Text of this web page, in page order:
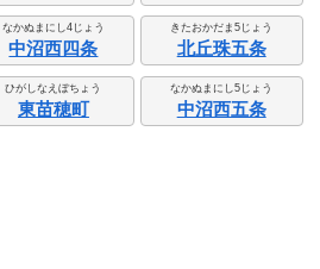
なかぬまにし4じょう
中沼西四条
きたおかだま5じょう
北丘珠五条
ひがしなえぼちょう
東苗穂町
なかぬまにし5じょう
中沼西五条